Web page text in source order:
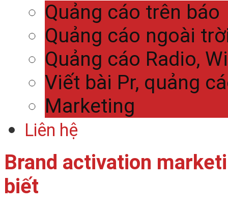
Quảng cáo trên báo
Quảng cáo ngoài
Quảng cáo Radio,
Viết bài Pr, quảng
Marketing
Liên hệ
Brand activation
biết